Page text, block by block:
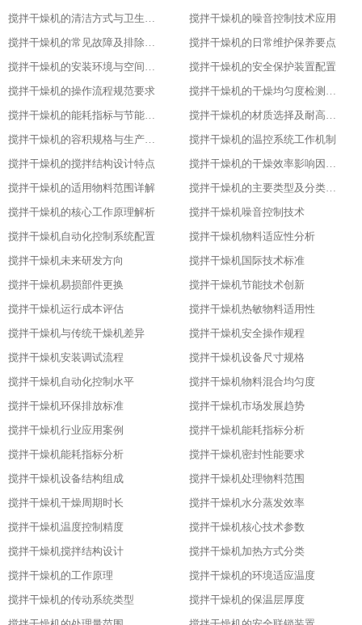
搅拌干燥机的清洁方式与卫生标准
搅拌干燥机的噪音控制技术应用​
搅拌干燥机的常见故障及排除方法​
搅拌干燥机的日常维护保养要点​
搅拌干燥机的安装环境与空间要求​
搅拌干燥机的安全保护装置配置​
搅拌干燥机的操作流程规范要求​
搅拌干燥机的干燥均匀度检测方法​
搅拌干燥机的能耗指标与节能设计​
搅拌干燥机的材质选择及耐高温性能​
搅拌干燥机的容积规格与生产需求匹配​
搅拌干燥机的温控系统工作机制
搅拌干燥机的搅拌结构设计特点​
搅拌干燥机的干燥效率影响因素分析​
搅拌干燥机的适用物料范围详解​
搅拌干燥机的主要类型及分类标准​
搅拌干燥机的核心工作原理解析​
搅拌干燥机噪音控制技术
搅拌干燥机自动化控制系统配置
搅拌干燥机物料适应性分析
搅拌干燥机未来研发方向
搅拌干燥机国际技术标准
搅拌干燥机易损部件更换
搅拌干燥机节能技术创新
搅拌干燥机运行成本评估
搅拌干燥机热敏物料适用性
搅拌干燥机与传统干燥机差异
搅拌干燥机安全操作规程
搅拌干燥机安装调试流程
搅拌干燥机设备尺寸规格
搅拌干燥机自动化控制水平
搅拌干燥机物料混合均匀度
搅拌干燥机环保排放标准
搅拌干燥机市场发展趋势
搅拌干燥机行业应用案例
搅拌干燥机能耗指标分析
搅拌干燥机能耗指标分析
搅拌干燥机密封性能要求
搅拌干燥机设备结构组成
搅拌干燥机处理物料范围
搅拌干燥机干燥周期时长
搅拌干燥机水分蒸发效率
搅拌干燥机温度控制精度
搅拌干燥机核心技术参数
搅拌干燥机搅拌结构设计
搅拌干燥机加热方式分类
搅拌干燥机的工作原理
搅拌干燥机的环境适应温度
搅拌干燥机的传动系统类型
搅拌干燥机的保温层厚度